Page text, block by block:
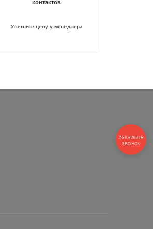
контактов
Уточните цену у менеджера
Закажите
звонок